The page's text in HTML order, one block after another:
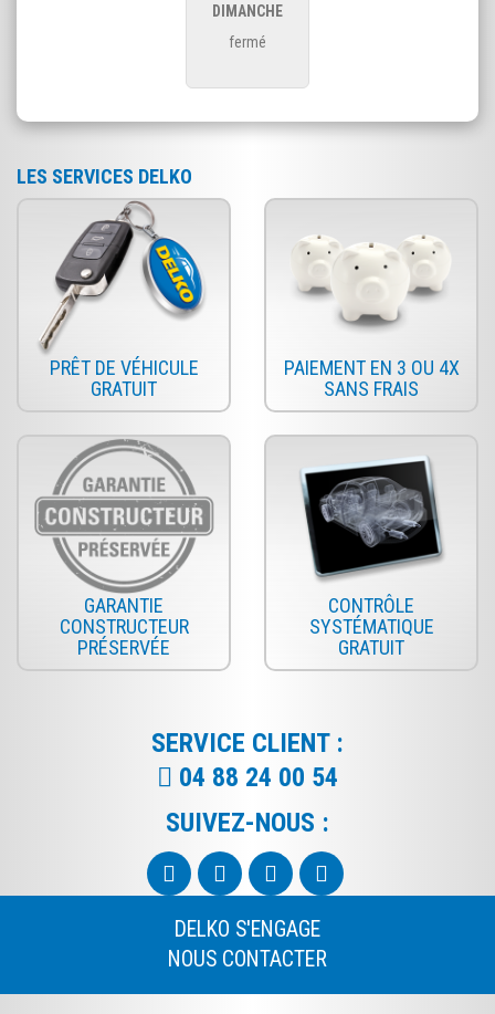
DIMANCHE
fermé
LES SERVICES DELKO
PRÊT DE VÉHICULE
GRATUIT
PAIEMENT EN 3 OU 4X
SANS FRAIS
GARANTIE
CONSTRUCTEUR
PRÉSERVÉE
CONTRÔLE
SYSTÉMATIQUE
GRATUIT
SERVICE CLIENT :
04 88 24 00 54
SUIVEZ-NOUS :
DELKO S'ENGAGE
NOUS CONTACTER